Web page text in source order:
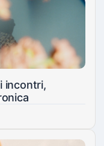
incontri,